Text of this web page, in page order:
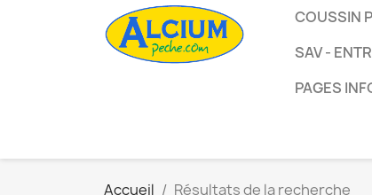
COUSSIN
SAV -
PAGES
Accueil Résultats de la recherche